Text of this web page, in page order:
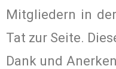
Mitgliedern in
Tat zur Seite.
Dank und